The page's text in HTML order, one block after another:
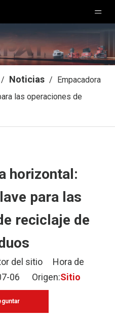
/ Noticias / Empacadora
las operaciones de
horizontal:
para las
reciclaje de
del sitio Hora de
06 Origen:Sitio